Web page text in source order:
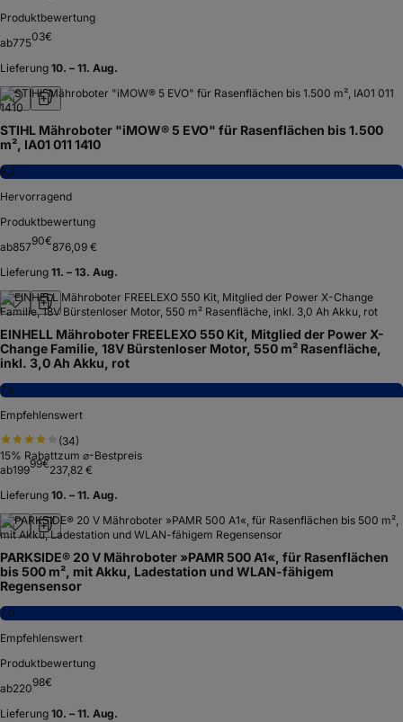
Produktbewertung
ab77503€
Lieferung 10. – 11. Aug.
STIHL Mähroboter "iMOW® 5 EVO" für Rasenflächen bis 1.500
m², IA01 011 1410
8,2
Hervorragend
Produktbewertung
ab85790€876,09 €
Lieferung 11. – 13. Aug.
EINHELL Mähroboter FREELEXO 550 Kit, Mitglied der Power X-
Change Familie, 18V Bürstenloser Motor, 550 m² Rasenfläche,
inkl. 3,0 Ah Akku, rot
7,5
Empfehlenswert
(34)
15% Rabattzum ⌀-Bestpreis
ab19999€237,82 €
Lieferung 10. – 11. Aug.
PARKSIDE® 20 V Mähroboter »PAMR 500 A1«, für Rasenflächen
bis 500 m², mit Akku, Ladestation und WLAN-fähigem
Regensensor
7,0
Empfehlenswert
Produktbewertung
ab22098€
Lieferung 10. – 11. Aug.